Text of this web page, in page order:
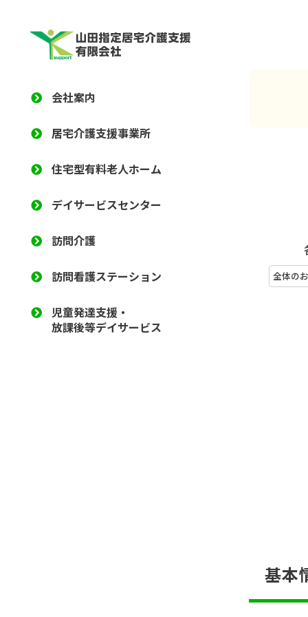
会社案内
居宅介護支援事業所
住宅型有料老人ホーム
デイサービスセンター
訪問介護
訪問看護ステーション
児童発達支援・
放課後等デイサービス
全体の
基本